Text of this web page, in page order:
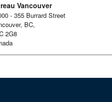
Vancouver
- 355 Burrard Street
BC,
2G8